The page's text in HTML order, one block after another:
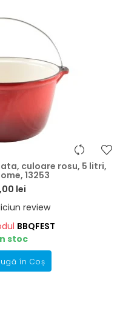
culoare rosu, 5 litri,
13253
lei
review
BBQFEST
stoc
în Coș